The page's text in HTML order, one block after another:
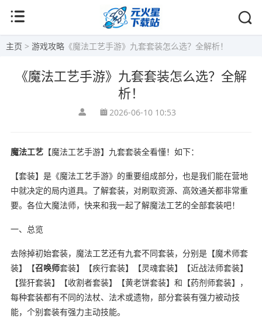
主页 > 游戏攻略 《魔法工艺手游》九套套装怎么选？全解析！
《魔法工艺手游》九套套装怎么选？全解
析！
2026-06-10 10:53
魔法工艺【魔法工艺手游】九套套装全看懂！如下：
【套装】是《魔法工艺手游》的重要组成部分，也是我们能在营地
中就决定的局内道具。了解套装，对刷取资源、高效通关都非常重
要。各位大魔法师，快来和我一起了解魔法工艺的全部套装吧！
一、总览
去除掉初始套装，魔法工艺还有九套不同套装，分别是【魔术师套
装】【召唤师套装】【疾行套装】【灵魂套装】【近战法师套装】
【狴犴套装】【收割者套装】【黄老饼套装】和【药剂师套装】，
每种套装都有不同的法杖、法术或遗物，部分套装有强力被动技
能，个别套装有强力主动技能。